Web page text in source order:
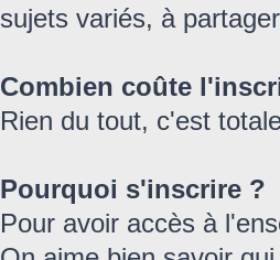
sujets variés, à
Combien coûte
Rien du tout, c'est
Pourquoi s'inscrire ?
Pour avoir accès à